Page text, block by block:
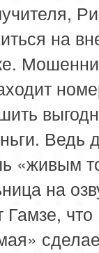
на
Ведь
«живым
на
Гамзе, что